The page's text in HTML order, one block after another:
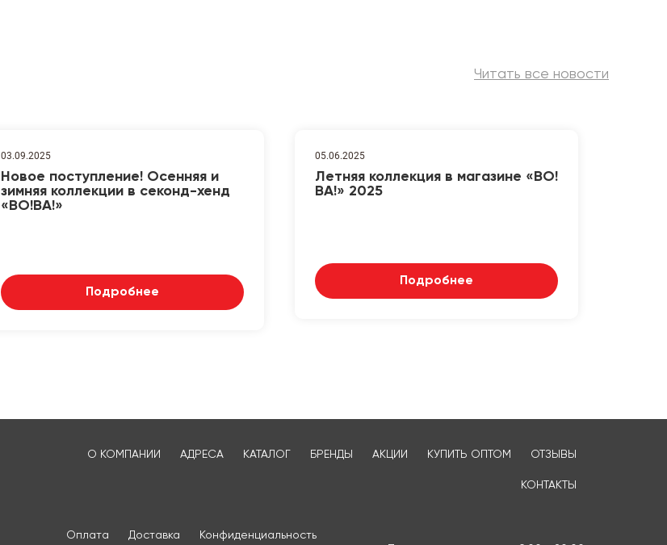
Читать все новости
03.09.2025
Новое поступление! Осенняя и
зимняя коллекции в секонд-хенд
«ВО!ВА!»
Подробнее
05.06.2025
Летняя коллекция в магазине «ВО!
ВА!» 2025
Подробнее
О КОМПАНИИ АДРЕСА КАТАЛОГ БРЕНДЫ АКЦИИ КУПИТЬ ОПТОМ ОТЗЫВЫ
КОНТАКТЫ
Оплата Доставка
Конфиденциальность